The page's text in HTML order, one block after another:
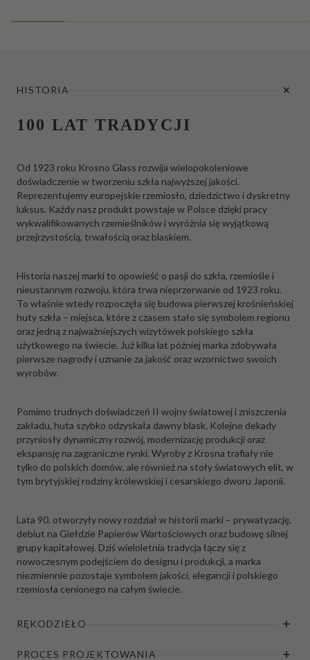
HISTORIA
100 LAT TRADYCJI
Od 1923 roku Krosno Glass rozwija wielopokoleniowe
doświadczenie w tworzeniu szkła najwyższej jakości.
Reprezentujemy europejskie rzemiosło, dziedzictwo i dyskretny
luksus. Każdy nasz produkt powstaje w Polsce dzięki pracy
wykwalifikowanych rzemieślników i wyróżnia się wyjątkową
przejrzystością, trwałością oraz blaskiem.
Historia naszej marki to opowieść o pasji do szkła, rzemiośle i
nieustannym rozwoju, która trwa nieprzerwanie od 1923 roku.
To właśnie wtedy rozpoczęła się budowa pierwszej krośnieńskiej
huty szkła – miejsca, które z czasem stało się symbolem regionu
oraz jedną z najważniejszych wizytówek polskiego szkła
użytkowego na świecie. Już kilka lat później marka zdobywała
pierwsze nagrody i uznanie za jakość oraz wzornictwo swoich
wyrobów.
Pomimo trudnych doświadczeń II wojny światowej i zniszczenia
zakładu, huta szybko odzyskała dawny blask. Kolejne dekady
przyniosły dynamiczny rozwój, modernizację produkcji oraz
ekspansję na zagraniczne rynki. Wyroby z Krosna trafiały nie
tylko do polskich domów, ale również na stoły światowych elit, w
tym brytyjskiej rodziny królewskiej i cesarskiego dworu Japonii.
Lata 90. otworzyły nowy rozdział w historii marki – prywatyzację,
debiut na Giełdzie Papierów Wartościowych oraz budowę silnej
grupy kapitałowej. Dziś wieloletnia tradycja łączy się z
nowoczesnym podejściem do designu i produkcji, a marka
niezmiennie pozostaje symbolem jakości, elegancji i polskiego
rzemiosła cenionego na całym świecie.
RĘKODZIEŁO
PROCES PROJEKTOWANIA